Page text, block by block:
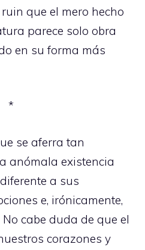
que el mero hecho
parece solo obra
en su forma más
*
se aferra tan
anómala existencia
a sus
e, irónicamente,
cabe duda de que el
corazones y